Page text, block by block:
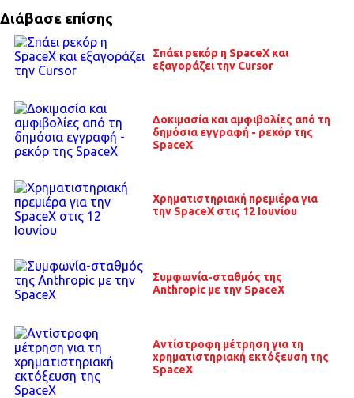
Διάβασε επίσης
Σπάει ρεκόρ η SpaceX και
εξαγοράζει την Cursor
Δοκιμασία και αμφιβολίες από τη
δημόσια εγγραφή - ρεκόρ της
SpaceX
Χρηματιστηριακή πρεμιέρα για
την SpaceX στις 12 Ιουνίου
Συμφωνία-σταθμός της
Anthropic με την SpaceX
Αντίστροφη μέτρηση για τη
χρηματιστηριακή εκτόξευση της
SpaceX